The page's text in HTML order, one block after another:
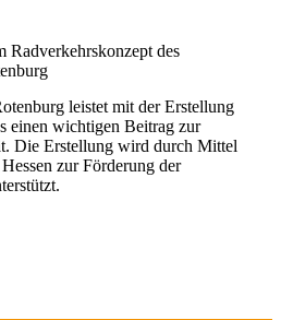
leistet mit der Erstellung
einen wichtigen Beitrag zur
Die Erstellung wird durch Mittel
zur Förderung der